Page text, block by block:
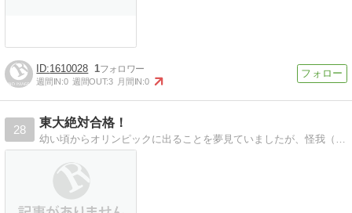
1610028 1
週間IN:0 週間OUT:3 月間IN:0
28
東大絶対合格！